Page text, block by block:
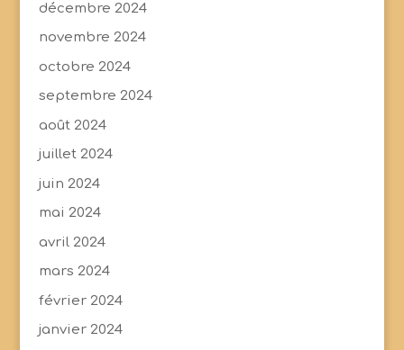
décembre 2024
novembre 2024
octobre 2024
septembre 2024
août 2024
juillet 2024
juin 2024
mai 2024
avril 2024
mars 2024
février 2024
janvier 2024